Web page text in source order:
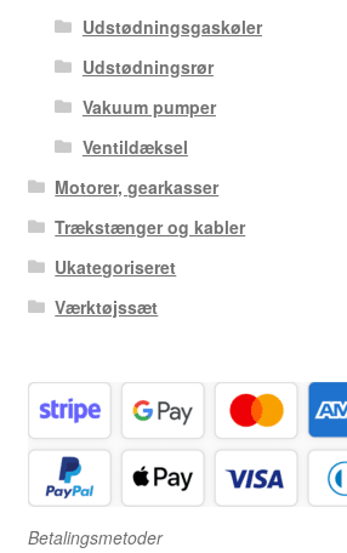
Udstødningsgaskøler
Udstødningsrør
Vakuum pumper
Ventildæksel
Motorer, gearkasser
Trækstænger og kabler
Ukategoriseret
Værktøjssæt
Betalingsmetoder